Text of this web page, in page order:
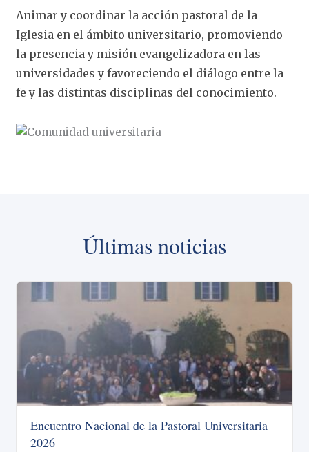
Animar y coordinar la acción pastoral de la
Iglesia en el ámbito universitario, promoviendo
la presencia y misión evangelizadora en las
universidades y favoreciendo el diálogo entre la
fe y las distintas disciplinas del conocimiento.
Últimas noticias
Encuentro Nacional de la Pastoral Universitaria
2026